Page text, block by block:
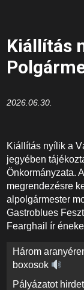
Kiállítás
2026.06.30.
Kiállítás nyílik a
jegyében
Önkormányzata.
megrendezésre
alpolgármester
Gastroblues
Fearghail ír
Bejegyzés
navigáció
Három
boxosok
Pályázatot